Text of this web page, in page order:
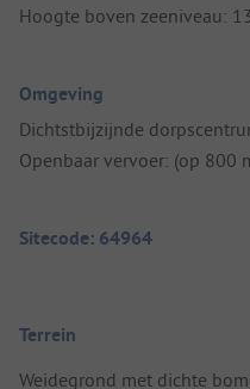
Hoogte boven zeeniveau:
Omgeving
Dichtstbijzijnde
Openbaar vervoer: (op 800
Sitecode: 64964
Terrein
Weidegrond met dichte